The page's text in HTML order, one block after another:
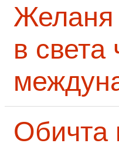
Желаня
в света
Обичта